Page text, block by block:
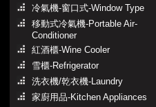
冷氣機-窗口式-Window Type
移動式冷氣機-Portable Air-
Conditioner
紅酒櫃-Wine Cooler
雪櫃-Refrigerator
洗衣機/乾衣機-Laundry
家廚用品-Kitchen Appliances